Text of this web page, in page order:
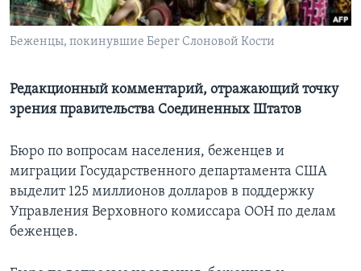
Learning English
Языки
Беженцы, покинувшие Берег Слоновой Кости
Редакционный комментарий, отражающий точку
зрения правительства Соединенных Штатов
Бюро по вопросам населения, беженцев и
миграции Государственного департамента США
выделит 125 миллионов долларов в поддержку
Управления Верховного комиссара ООН по делам
беженцев.